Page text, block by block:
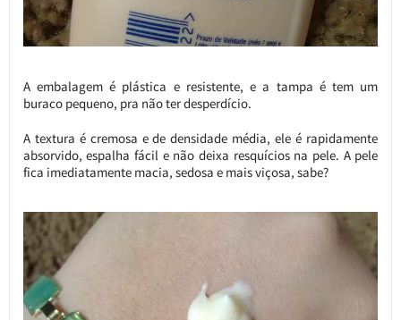
A embalagem é plástica e resistente, e a tampa é tem um
buraco pequeno, pra não ter desperdício.
A textura é cremosa e de densidade média, ele é rapidamente
absorvido, espalha fácil e não deixa resquícios na pele. A pele
fica imediatamente macia, sedosa e mais viçosa, sabe?